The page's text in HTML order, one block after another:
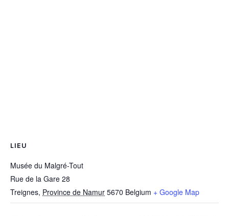
LIEU
Musée du Malgré-Tout
Rue de la Gare 28
Treignes, Province de Namur 5670 Belgium + Google Map